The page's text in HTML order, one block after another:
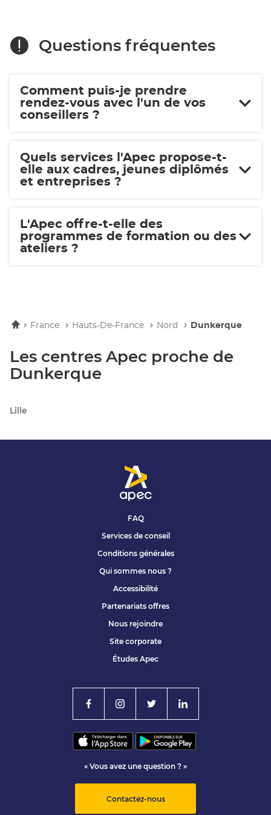
Questions fréquentes
Comment puis-je prendre
rendez-vous avec l'un de vos
conseillers ?
Quels services l'Apec propose-t-
elle aux cadres, jeunes diplômés
et entreprises ?
L'Apec offre-t-elle des
programmes de formation ou des
ateliers ?
AccueilFrance Hauts-De-France Nord Dunkerque
Les centres Apec proche de
Dunkerque
Lille
FAQ
Services de conseil
Conditions générales
Qui sommes nous ?
Accessibilité
Partenariats offres
Nous rejoindre
Site corporate
Études Apec
« Vous avez une question ? »
Contactez-nous